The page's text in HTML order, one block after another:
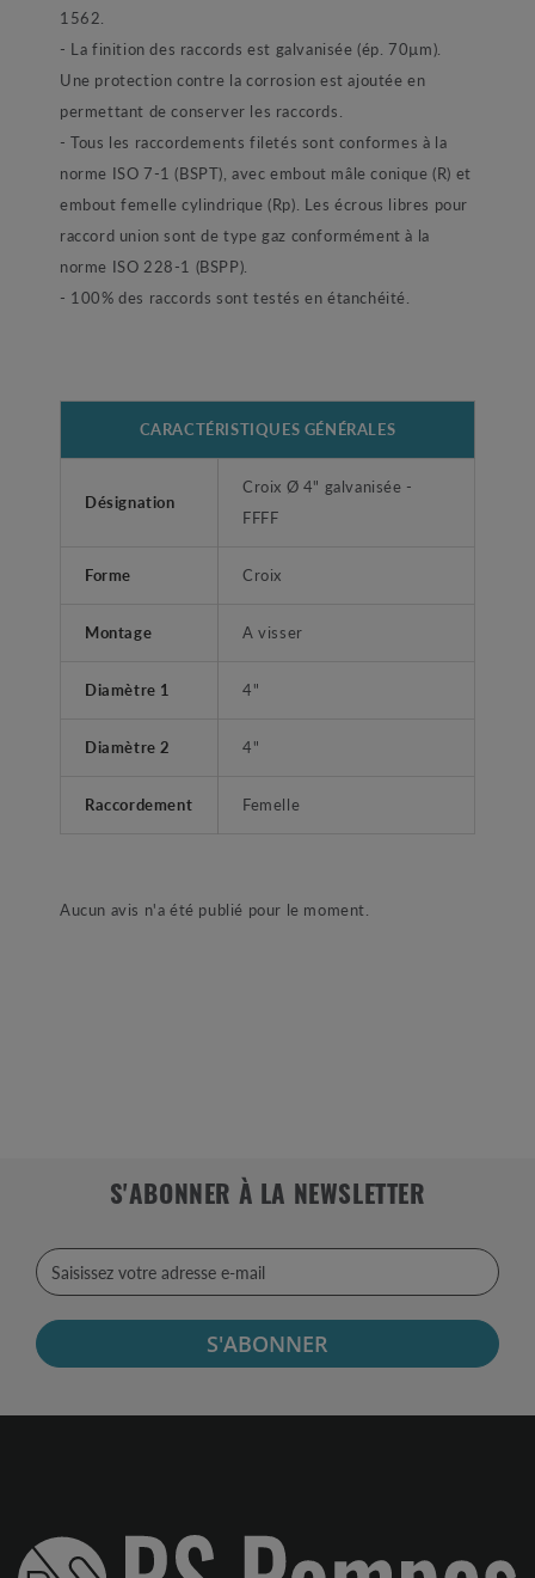
1562.
- La finition des raccords est galvanisée (ép. 70µm).
Une protection contre la corrosion est ajoutée en
permettant de conserver les raccords.
- Tous les raccordements filetés sont conformes à la
norme ISO 7-1 (BSPT), avec embout mâle conique (R) et
embout femelle cylindrique (Rp). Les écrous libres pour
raccord union sont de type gaz conformément à la
norme ISO 228-1 (BSPP).
- 100% des raccords sont testés en étanchéité.
CARACTÉRISTIQUES GÉNÉRALES
Désignation
Croix Ø 4" galvanisée -
FFFF
Forme Croix
Montage A visser
Diamètre 1 4"
Diamètre 2 4"
Raccordement Femelle
Aucun avis n'a été publié pour le moment.
S'ABONNER À LA NEWSLETTER
S'ABONNER